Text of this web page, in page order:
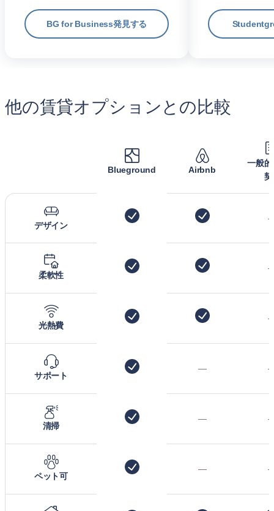
BG for Business発見する
他の賃貸オプションとの比較
Blueground Airbnb
一般
デザイン
柔軟性
光熱費
サポート
—
清掃
—
ペット可
—